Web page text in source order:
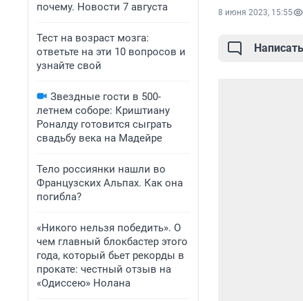
почему. Новости 7 августа
Тест на возраст мозга:
ответьте на эти 10 вопросов и
узнайте свой
Звездные гости в 500-
летнем соборе: Криштиану
Роналду готовится сыграть
свадьбу века на Мадейре
Тело россиянки нашли во
Французских Альпах. Как она
погибла?
«Никого нельзя победить». О
чем главный блокбастер этого
года, который бьет рекорды в
прокате: честный отзыв на
«Одиссею» Нолана
8 июня 2023, 15:55